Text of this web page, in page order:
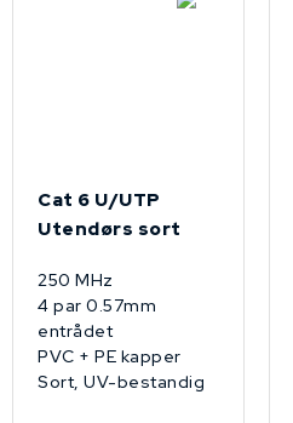
Cat 6 U/UTP
Utendørs sort
250 MHz
4 par 0.57mm
entrådet
PVC + PE kapper
Sort, UV-bestandig